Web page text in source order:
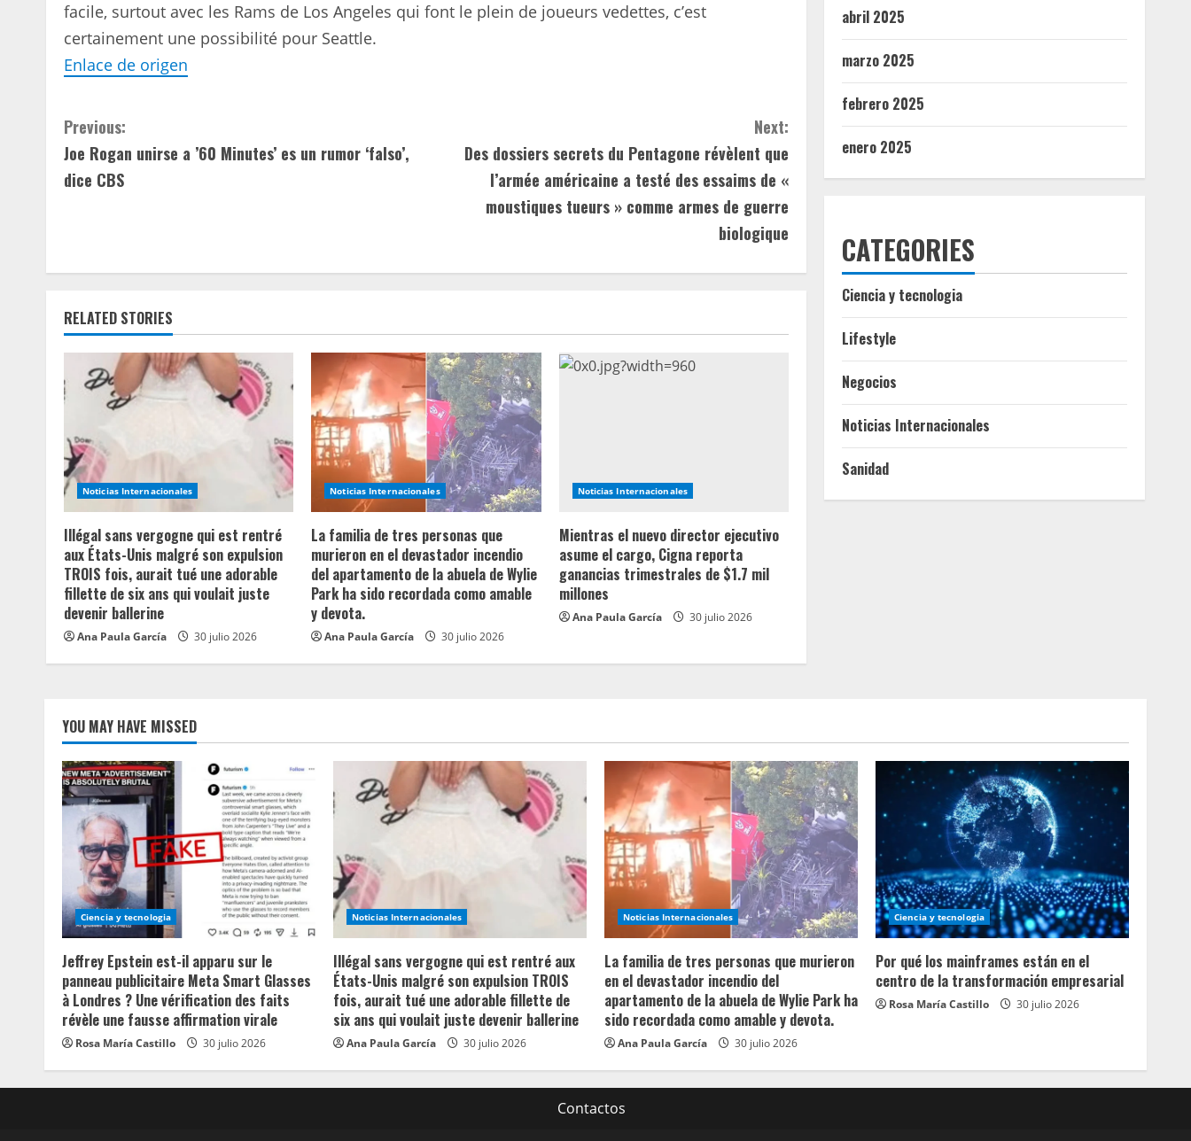
facile, surtout avec les Rams de Los Angeles qui font le plein de joueurs vedettes, c’est
certainement une possibilité pour Seattle.
Enlace de origen
C
o
i
n
u
e
R
e
a
d
i
n
g
Previous:
Joe Rogan unirse a ’60 Minutes’ es un rumor ‘falso’,
dice CBS
Next:
Des dossiers secrets du Pentagone révèlent que
l’armée américaine a testé des essaims de «
moustiques tueurs » comme armes de guerre
biologique
RELATED STORIES
Noticias Internacionales
Illégal sans vergogne qui est rentré
aux États-Unis malgré son expulsion
TROIS fois, aurait tué une adorable
fillette de six ans qui voulait juste
devenir ballerine
Ana Paula García 30 julio 2026
Noticias Internacionales
La familia de tres personas que
murieron en el devastador incendio
del apartamento de la abuela de Wylie
Park ha sido recordada como amable
y devota.
Ana Paula García 30 julio 2026
Noticias Internacionales
Mientras el nuevo director ejecutivo
asume el cargo, Cigna reporta
ganancias trimestrales de $1.7 mil
millones
Ana Paula García 30 julio 2026
abril 2025
marzo 2025
febrero 2025
enero 2025
CATEGORIES
Ciencia y tecnologia
Lifestyle
Negocios
Noticias Internacionales
Sanidad
YOU MAY HAVE MISSED
Ciencia y tecnologia
Jeffrey Epstein est-il apparu sur le
panneau publicitaire Meta Smart Glasses
à Londres ? Une vérification des faits
révèle une fausse affirmation virale
Rosa María Castillo 30 julio 2026
Noticias Internacionales
Illégal sans vergogne qui est rentré aux
États-Unis malgré son expulsion TROIS
fois, aurait tué une adorable fillette de
six ans qui voulait juste devenir ballerine
Ana Paula García 30 julio 2026
Noticias Internacionales
La familia de tres personas que murieron
en el devastador incendio del
apartamento de la abuela de Wylie Park ha
sido recordada como amable y devota.
Ana Paula García 30 julio 2026
Ciencia y tecnologia
Por qué los mainframes están en el
centro de la transformación empresarial
Rosa María Castillo 30 julio 2026
Contactos